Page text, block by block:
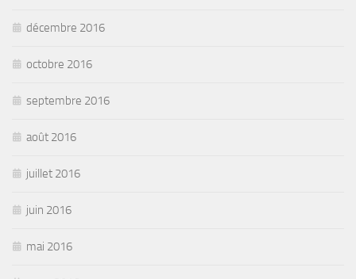
décembre 2016
octobre 2016
septembre 2016
août 2016
juillet 2016
juin 2016
mai 2016